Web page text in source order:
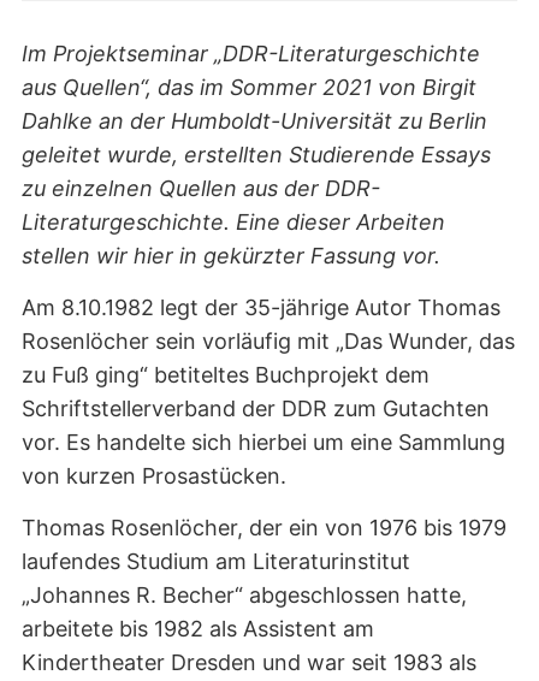
Im Projektseminar „DDR-Literaturgeschichte
aus Quellen“, das im Sommer 2021 von Birgit
Dahlke an der Humboldt-Universität zu Berlin
geleitet wurde, erstellten Studierende Essays
zu einzelnen Quellen aus der DDR-
Literaturgeschichte. Eine dieser Arbeiten
stellen wir hier in gekürzter Fassung vor.
Am 8.10.1982 legt der 35-jährige Autor Thomas
Rosenlöcher sein vorläufig mit „Das Wunder, das
zu Fuß ging“ betiteltes Buchprojekt dem
Schriftstellerverband der DDR zum Gutachten
vor. Es handelte sich hierbei um eine Sammlung
von kurzen Prosastücken.
Thomas Rosenlöcher, der ein von 1976 bis 1979
laufendes Studium am Literaturinstitut
„Johannes R. Becher“ abgeschlossen hatte,
arbeitete bis 1982 als Assistent am
Kindertheater Dresden und war seit 1983 als